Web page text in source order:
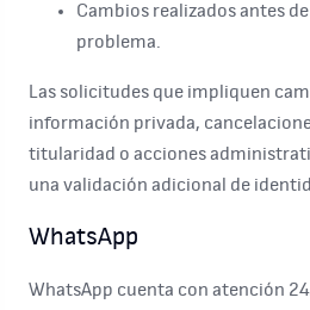
Cambios realizados antes
problema.
Las solicitudes que impliquen
información privada,
titularidad o acciones
una validación adicional de
WhatsApp
WhatsApp cuenta con atención